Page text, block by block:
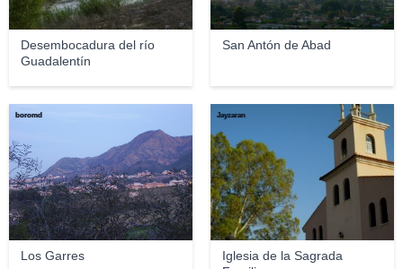
Desembocadura del río
Guadalentín
San Antón de Abad
Los Garres
boromd
Iglesia de la Sagrada
Jayzaran